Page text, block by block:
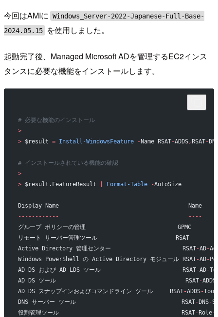
今回はAMIに Windows_Server-2022-Japanese-Full-Base-
2024.05.15
を使用しました。
起動完了後、Managed Microsoft ADを管理するEC2インス
タンスに必要な機能をインストールします。
# 必要な機能のインストール
>
> $result = Install-WindowsFeature - Name RSAT-ADDS, RSAT-
# インストールされている機能の確認
>
> $result.FeatureResult Format-Table -AutoSize
Display Name                                      Name
------------
                                      ----
グループ ポリシーの管理                           GPMC
リモート サーバー管理ツール                       RSAT
Active Directory 管理センター                     RSAT-AD-
Windows PowerShell の Active Directory モジュール RSAT-AD-
AD DS および AD LDS ツール                        RSAT-AD-
AD DS ツール                                      RSAT-
AD DS スナップインおよびコマンドライン ツール     RSAT-ADDS-
DNS サーバー ツール                               RSAT- DNS-
役割管理ツール                                    RSAT- Role-